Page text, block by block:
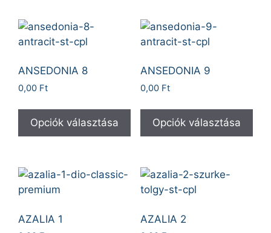
ANSEDONIA 8
0,00 Ft
Opciók választása
ANSEDONIA 9
0,00 Ft
Opciók választása
AZALIA 1 AZALIA 2